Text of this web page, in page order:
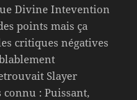
Divine Intevention
points mais ça
critiques négatives
Slayer
: Puissant,